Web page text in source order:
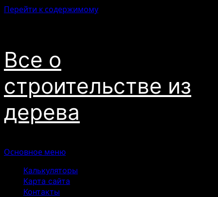
Перейти к содержимому
Все о
строительстве из
дерева
Основное меню
Калькуляторы
Карта сайта
Контакты